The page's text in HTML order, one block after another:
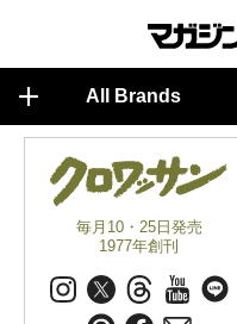
All Brands
毎月10・25日発売
1977年創刊